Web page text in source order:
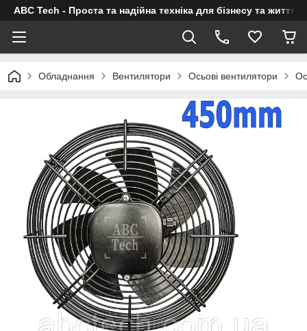
ABC Tech - Проста та надійна техніка для бізнесу та життя
Обладнання Вентилятори Осьові вентилятори